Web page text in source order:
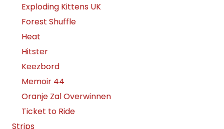
Exploding Kittens UK
Forest Shuffle
Heat
Hitster
Keezbord
Memoir 44
Oranje Zal Overwinnen
Ticket to Ride
Strips